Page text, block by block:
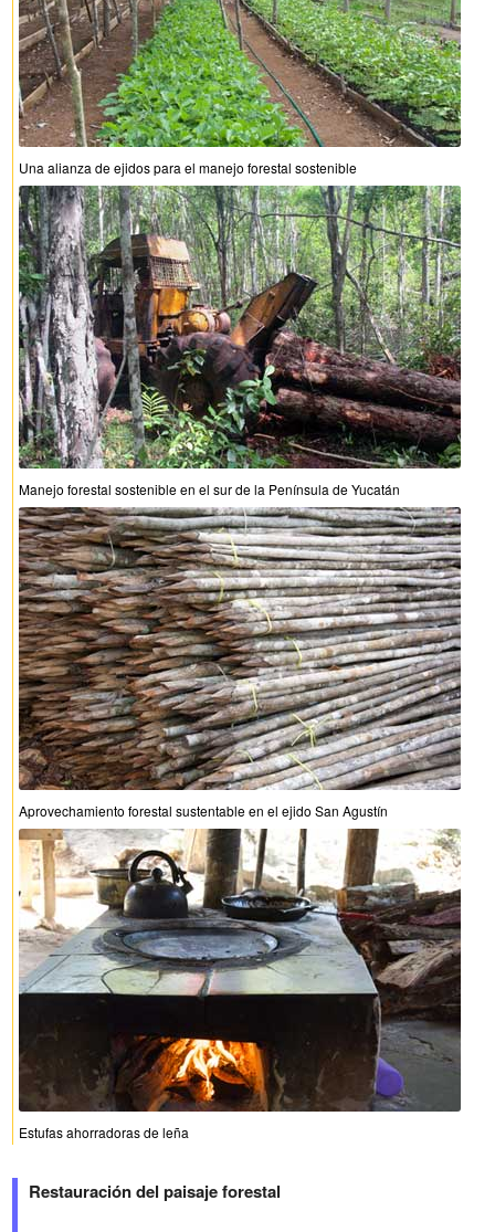
Una alianza de ejidos para el manejo forestal sostenible
Manejo forestal sostenible en el sur de la Península de Yucatán
Aprovechamiento forestal sustentable en el ejido San Agustín
Estufas ahorradoras de leña
Restauración del paisaje forestal